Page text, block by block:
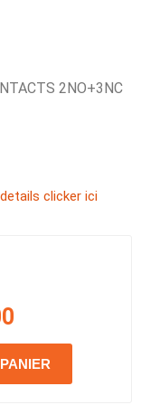
2NO+3NC
clicker ici